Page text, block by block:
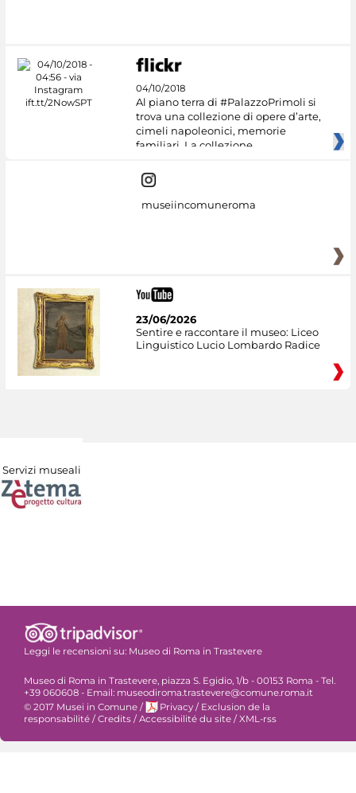
04/10/2018
Al piano terra di #PalazzoPrimoli si
trova una collezione di opere d’arte,
cimeli napoleonici, memorie
familiari. La collezione
museiincomuneroma
23/06/2026
Sentire e raccontare il museo: Liceo
Linguistico Lucio Lombardo Radice
Servizi museali
Leggi le recensioni su: Museo di Roma in Trastevere
Museo di Roma in Trastevere, piazza S. Egidio, 1/b - 00153 Roma - Tel.
+39 060608 - Email: museodiroma.trastevere@comune.roma.it
© 2017 Musei in Comune / Privacy / Exclusion de la
responsabilité / Credits / Accessibilité du site / XML-rss